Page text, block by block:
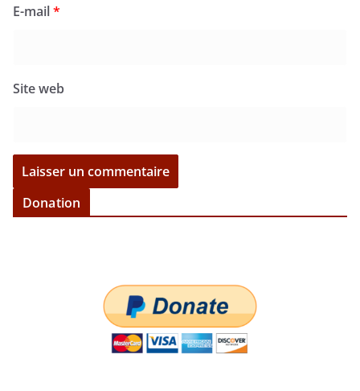
E-mail*
Site web
Donation